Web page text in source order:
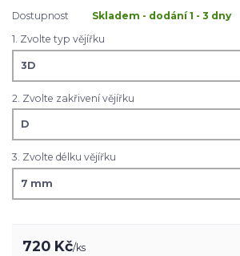
Dostupnost
Skladem - dodání 1 - 3 dny
1. Zvolte typ vějířku
2. Zvolte zakřivení vějířku
3. Zvolte délku vějířku
720 Kč/ks